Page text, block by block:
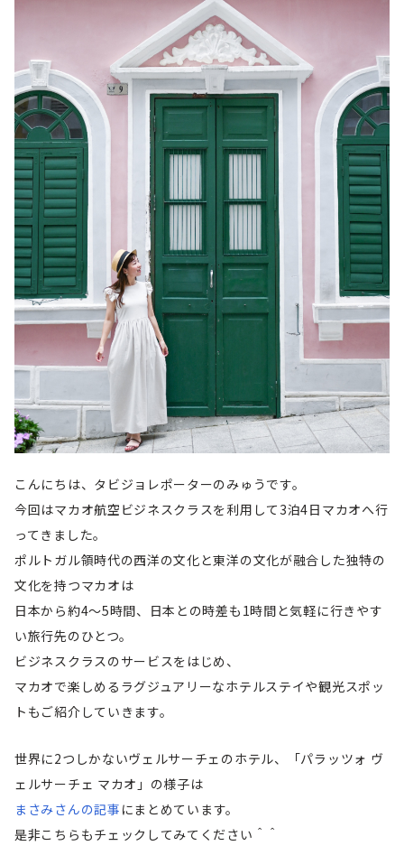
こんにちは、タビジョレポーターのみゅうです。
今回はマカオ航空ビジネスクラスを利用して3泊4日マカオへ行
ってきました。
ポルトガル領時代の西洋の文化と東洋の文化が融合した独特の
文化を持つマカオは
日本から約4～5時間、日本との時差も1時間と気軽に行きやす
い旅行先のひとつ。
ビジネスクラスのサービスをはじめ、
マカオで楽しめるラグジュアリーなホテルステイや観光スポッ
トもご紹介していきます。
世界に2つしかないヴェルサーチェのホテル、「パラッツォ ヴ
ェルサーチェ マカオ」の様子は
まさみさんの記事 にまとめています。
是非こちらもチェックしてみてください＾＾